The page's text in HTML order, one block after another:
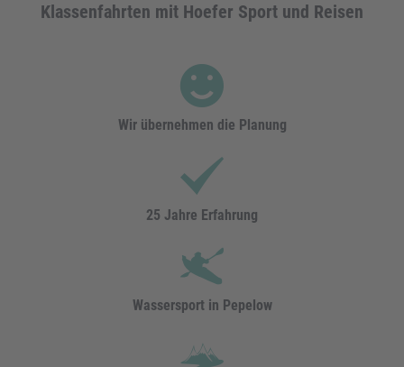
Klassenfahrten mit Hoefer Sport und Reisen
Wir übernehmen die Planung
25 Jahre Erfahrung
Wassersport in Pepelow